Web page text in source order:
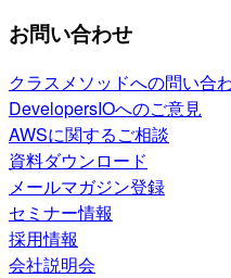
お問い合わせ
クラスメソッドへの問い合
DevelopersIOへのご意見
AWSに関するご相談
資料ダウンロード
メールマガジン登録
セミナー情報
採用情報
会社説明会